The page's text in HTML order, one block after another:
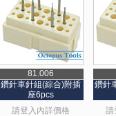
81.006
鑽針車針組(綜合)附插
座6pcs
請登入內詳價格
鑽針
請